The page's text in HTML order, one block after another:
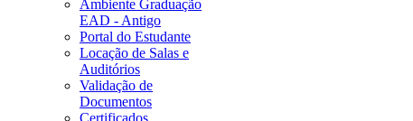
Ambiente Graduação
EAD - Antigo
Portal do Estudante
Locação de Salas e
Auditórios
Validação de
Documentos
Certificados